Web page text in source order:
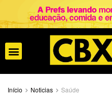
Início Noticias Saúde